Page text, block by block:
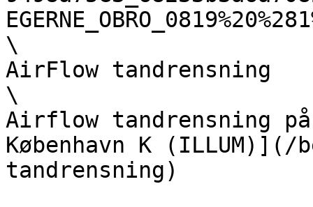
\
AirFlow tandrensning
\
Airflow tandrensning
København K
tandrensning)